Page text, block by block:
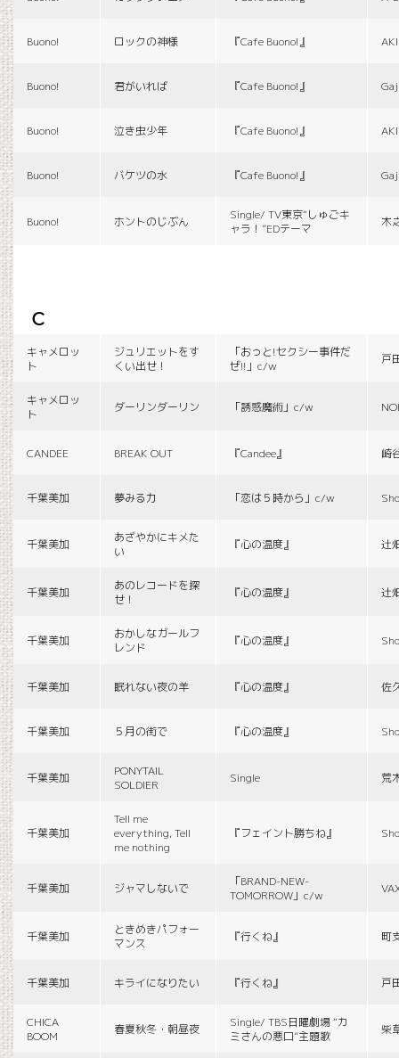
Buono! ロックの神様 『Cafe Buono!』
Buono! 君がいれば 『Cafe Buono!』
Buono! 泣き虫少年 『Cafe Buono!』
Buono! バケツの水 『Cafe Buono!』
Buono! ホントのじぶん
Single/ TV東京“しゅごキ
ャラ！”EDテーマ
木
c
キャメロッ
ト
ジュリエットをす
くい出せ！
「おっと!セクシー事件だ
ぜ!!」c/w
戸
キャメロッ
ト
ダーリンダーリン 「誘惑魔術」c/w
CANDEE BREAK OUT 『Candee』 崎
千葉美加 夢みる力 「恋は５時から」c/w
千葉美加
あざやかにキメた
い
『心の温度』 辻
千葉美加
あのレコードを探
せ！
『心の温度』 辻
千葉美加
おかしなガールフ
レンド
『心の温度』
千葉美加 眠れない夜の羊 『心の温度』 佐
千葉美加 ５月の街で 『心の温度』
千葉美加
PONYTAIL
SOLDIER
Single 荒
千葉美加
Tell me
everything, Tell
me nothing
『フェイント勝ちね』
千葉美加 ジャマしないで
「BRAND-NEW-
TOMORROW」c/w
千葉美加
ときめきパフォー
マンス
『行くね』 町
千葉美加 キライになりたい 『行くね』 戸
CHICA
BOOM
春夏秋冬・朝昼夜
Single/ TBS日曜劇場 “カ
ミさんの悪口”主題歌
柴